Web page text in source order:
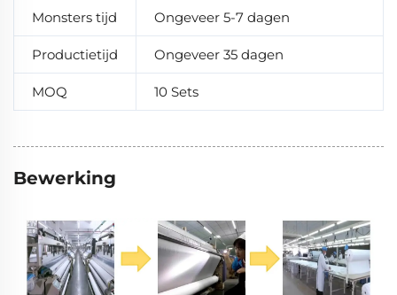
Monsters tijd Ongeveer 5-7 dagen
Productietijd Ongeveer 35 dagen
MOQ 10 Sets
Bewerking